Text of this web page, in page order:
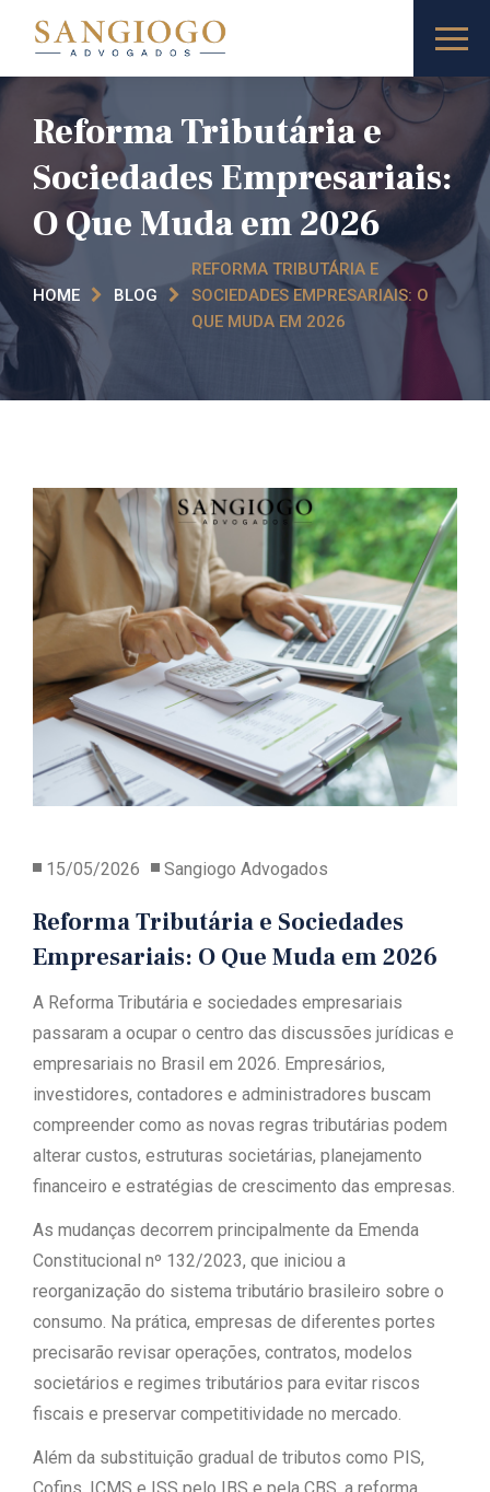
Reforma Tributária e
Sociedades Empresariais:
O Que Muda em 2026
HOME BLOG
REFORMA TRIBUTÁRIA E
SOCIEDADES EMPRESARIAIS: O
QUE MUDA EM 2026
15/05/2026 Sangiogo Advogados
Reforma Tributária e Sociedades
Empresariais: O Que Muda em 2026
A Reforma Tributária e sociedades empresariais
passaram a ocupar o centro das discussões jurídicas e
empresariais no Brasil em 2026. Empresários,
investidores, contadores e administradores buscam
compreender como as novas regras tributárias podem
alterar custos, estruturas societárias, planejamento
financeiro e estratégias de crescimento das empresas.
As mudanças decorrem principalmente da Emenda
Constitucional nº 132/2023, que iniciou a
reorganização do sistema tributário brasileiro sobre o
consumo. Na prática, empresas de diferentes portes
precisarão revisar operações, contratos, modelos
societários e regimes tributários para evitar riscos
fiscais e preservar competitividade no mercado.
Além da substituição gradual de tributos como PIS,